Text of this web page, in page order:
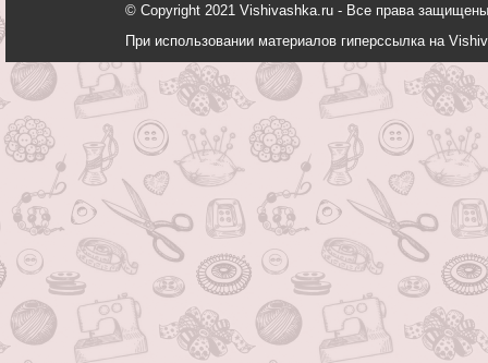
© Copyright 2021 Vishivashka.ru - Все права
При использовании материалов гиперссылка на